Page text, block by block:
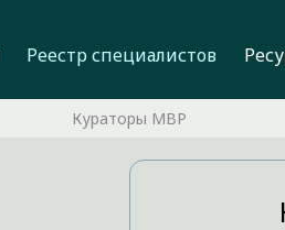
Реестр специалистов
Кураторы MBP